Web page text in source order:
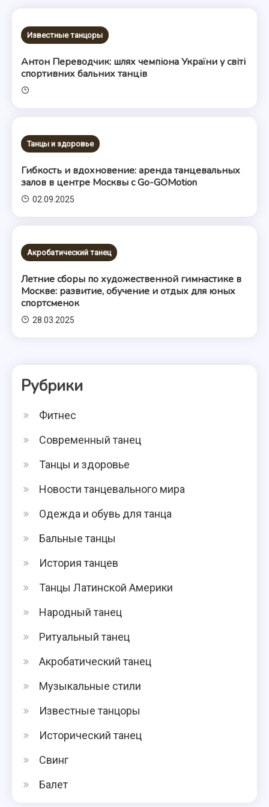
Известные танцоры
Антон Переводчик: шлях чемпіона України у світі
спортивних бальних танців
Танцы и здоровье
Гибкость и вдохновение: аренда танцевальных
залов в центре Москвы с Go-GOMotion
02.09.2025
Акробатический танец
Летние сборы по художественной гимнастике в
Москве: развитие, обучение и отдых для юных
спортсменок
28.03.2025
Рубрики
Фитнес
Современный танец
Танцы и здоровье
Новости танцевального мира
Одежда и обувь для танца
Бальные танцы
История танцев
Танцы Латинской Америки
Народный танец
Ритуальный танец
Акробатический танец
Музыкальные стили
Известные танцоры
Исторический танец
Свинг
Балет